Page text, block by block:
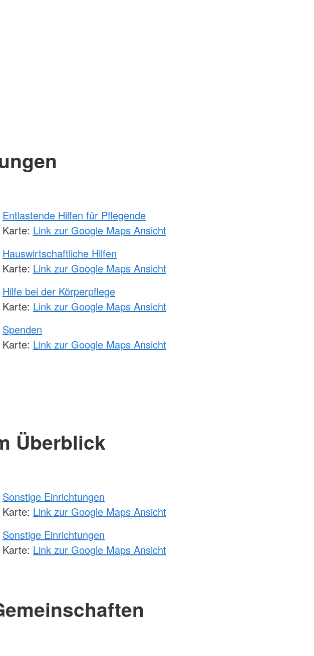
Entlastende Hilfen für Pflegende
Karte: Link zur Google Maps Ansicht
Hauswirtschaftliche Hilfen
Karte: Link zur Google Maps Ansicht
Hilfe bei der Körperpflege
Karte: Link zur Google Maps Ansicht
Spenden
Karte: Link zur Google Maps Ansicht
Überblick
Sonstige Einrichtungen
Karte: Link zur Google Maps Ansicht
Sonstige Einrichtungen
Karte: Link zur Google Maps Ansicht